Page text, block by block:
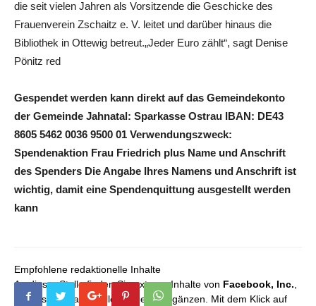
die seit vielen Jahren als Vorsitzende die Geschicke des
Frauenverein Zschaitz e. V. leitet und darüber hinaus die
Bibliothek in Ottewig betreut.„Jeder Euro zählt“, sagt Denise
Pönitz red
Gespendet werden kann direkt auf das Gemeindekonto
der Gemeinde Jahnatal: Sparkasse Ostrau IBAN: DE43
8605 5462 0036 9500 01 Verwendungszweck:
Spendenaktion Frau Friedrich plus Name und Anschrift
des Spenders Die Angabe Ihres Namens und Anschrift ist
wichtig, damit eine Spendenquittung ausgestellt werden
kann
Empfohlene redaktionelle Inhalte
An dieser Stelle finden Sie externe Inhalte von Facebook, Inc.
die unser redaktionelles Angebot ergänzen. Mit dem Klick auf